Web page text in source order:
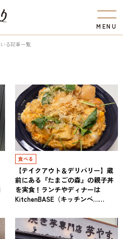
M EN U
る記事一覧
食べる
【テイクアウト＆デリバリー】蔵
前にある『たまごの森』の親子丼
を実食！ランチやディナーは
KitchenBASE（キッチンベ……